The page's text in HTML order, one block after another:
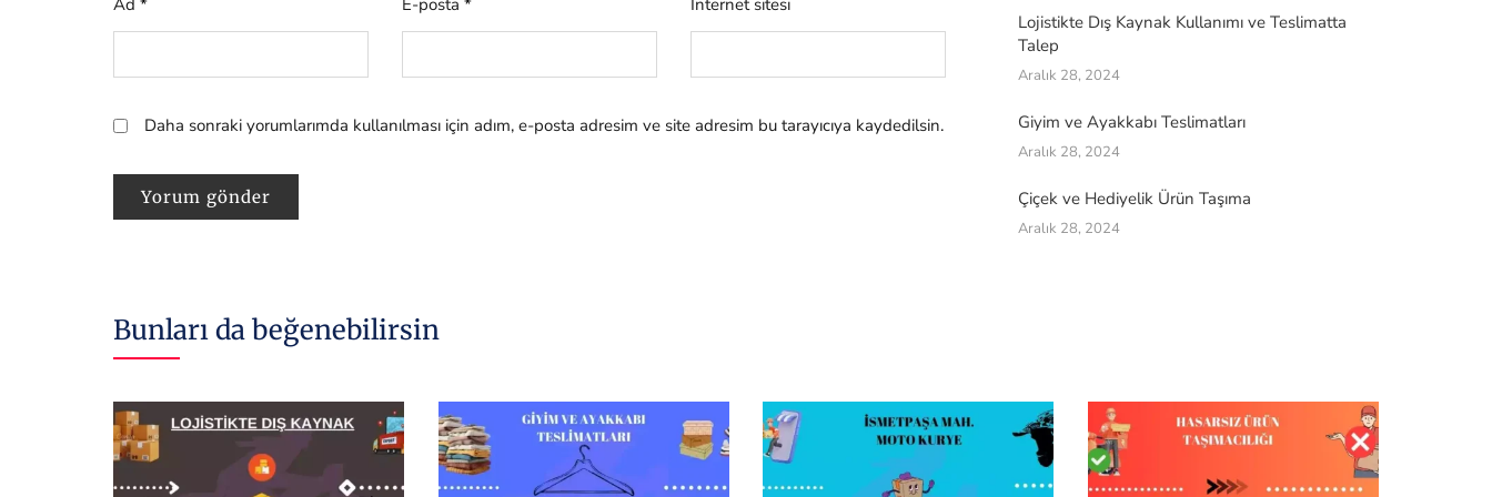
Daha sonraki yorumlarımda kullanılması için adım, e-posta adresim ve site adresim bu tarayıcıya kaydedilsin.
Lojistikte Dış Kaynak Kullanımı ve Teslimatta
Talep
Aralık 28, 2024
Giyim ve Ayakkabı Teslimatları
Aralık 28, 2024
Çiçek ve Hediyelik Ürün Taşıma
Aralık 28, 2024
Bunları da beğenebilirsin